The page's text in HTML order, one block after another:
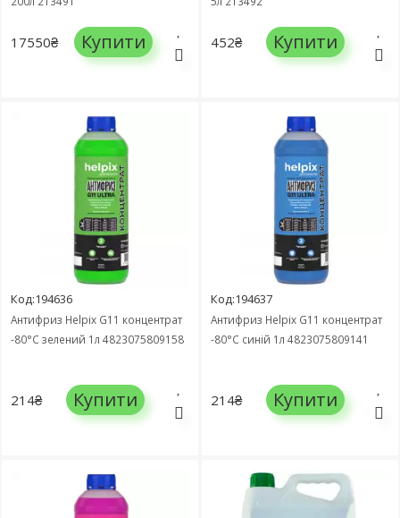
17550₴ Купити 452₴ Купити
Код:194636
Антифриз Helpix G11 концентрат
-80°C зелений 1л 4823075809158
214₴ Купити
Код:194637
Антифриз Helpix G11 концентрат
-80°C синій 1л 4823075809141
214₴ Купити